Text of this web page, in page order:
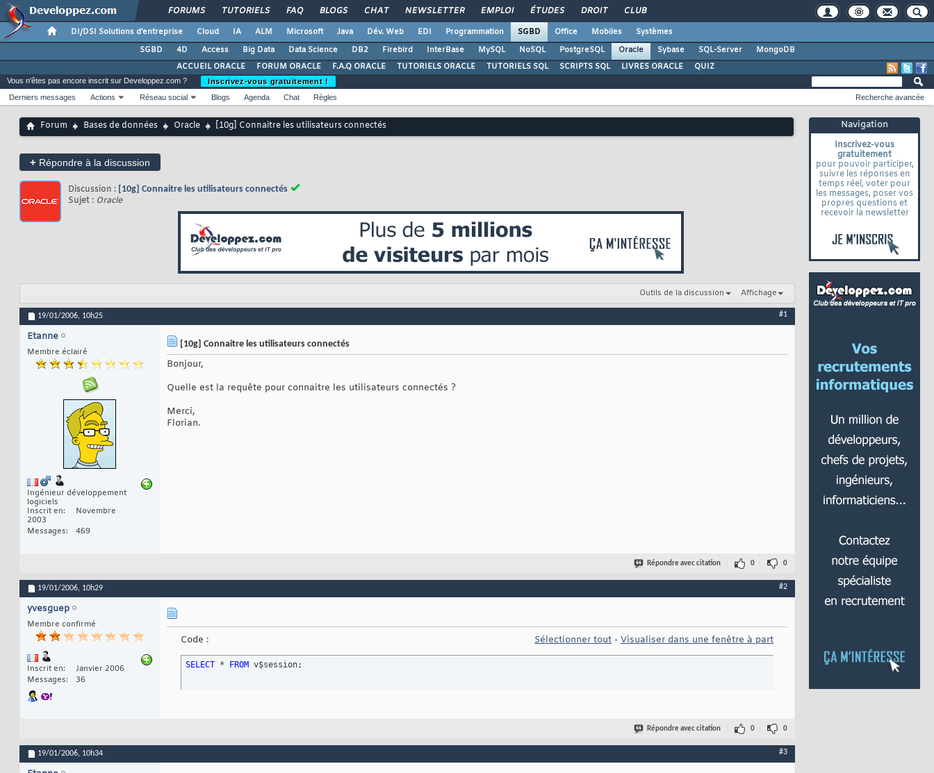
FORUMS TUTORIELS FAQ BLOGS CHAT NEWSLETTER EMPLOI ÉTUDES DROIT CLUB
DI/DSI Solutions d'entreprise Cloud IA ALM Microsoft Java Dév. Web EDI Programmation SGBD Office Mobiles
Systèmes
SGBD
4D Access Big Data Data Science DB2 Firebird InterBase MySQL NoSQL PostgreSQL Oracle Sybase SQL-Server
MongoDB
ACCUEIL ORACLE
FORUM ORACLE F.A.Q ORACLE TUTORIELS ORACLE TUTORIELS SQL SCRIPTS SQL LIVRES ORACLE QUIZ
Navigation
Inscrivez-vous
gratuitement
pour pouvoir participer,
suivre les réponses en
temps réel, voter pour
les messages, poser vos
propres questions et
recevoir la newsletter
Vous n'êtes pas encore inscrit sur Developpez.com ?
Inscrivez-vous gratuitement !
Derniers messages
Actions Réseau social Blogs Agenda Chat Règles Recherche avancée
Forum Bases de données Oracle [10g] Connaitre les utilisateurs connectés
+ Répondre à la discussion
Discussion : [10g] Connaitre les utilisateurs connectés
Sujet : Oracle
Outils de la discussion Affichage
19/01/2006, 10h25 #1
Etanne
Membre éclairé
Ingénieur développement
logiciels
Inscrit en
Novembre
2003
Messages
469
[10g] Connaitre les utilisateurs connectés
Bonjour,
Quelle est la requête pour connaitre les utilisateurs connectés ?
Merci,
Florian.
Répondre avec citation 0 0
19/01/2006, 10h29 #2
yvesguep
Membre confirmé
Inscrit en
Janvier 2006
Messages
36
Code : Sélectionner tout - Visualiser dans une fenêtre à part
SELECT * FROM v$session;
Répondre avec citation 0 0
19/01/2006, 10h34 #3